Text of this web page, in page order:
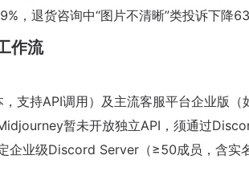
，退货咨询中“图片不清晰”类投诉下降
作流
持API调用）及主流客服平台企业版（
暂未开放独立API，须通过
企业级Discord Server（≥50成员，含实